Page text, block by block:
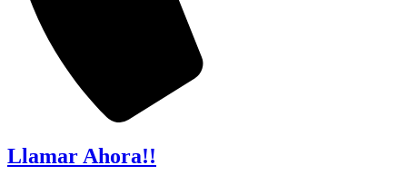
Llamar Ahora!!